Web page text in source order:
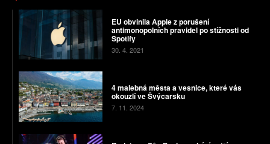
EU obvinila Apple z porušení
antimonopolních pravidel po stížnosti od
Spotify
30. 4. 2021
4 malebná města a vesnice, které vás
okouzlí ve Švýcarsku
7. 11. 2024